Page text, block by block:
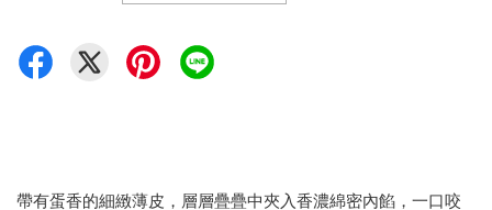
帶有蛋香的細緻薄皮，層層疊疊中夾入香濃綿密內餡，一口咬